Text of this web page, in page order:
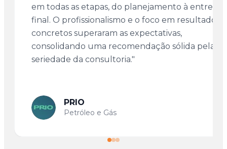
em todas as etapas, do planejamento à entrega
final. O profissionalismo e o foco em resultados
concretos superaram as expectativas,
consolidando uma recomendação sólida pela
seriedade da consultoria."
PRIO
Petróleo e Gás